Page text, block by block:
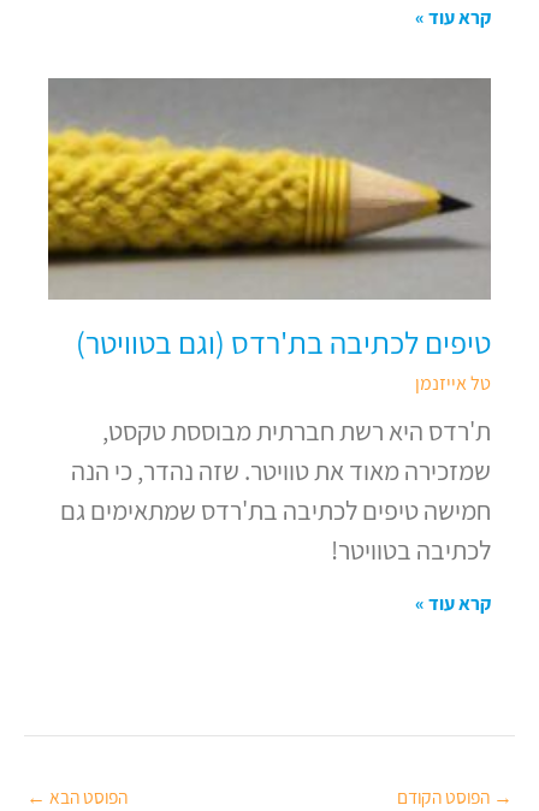
קרא עוד »
טיפים לכתיבה בת'רדס (וגם בטוויטר)
טל אייזנמן
ת'רדס היא רשת חברתית מבוססת טקסט,
שמזכירה מאוד את טוויטר. שזה נהדר, כי הנה
חמישה טיפים לכתיבה בת'רדס שמתאימים גם
לכתיבה בטוויטר!
קרא עוד »
→ הפוסט הקודם הפוסט הבא ←